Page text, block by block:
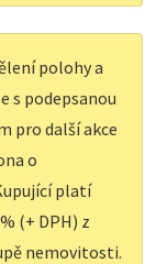
polohy a
s podepsanou
pro další akce
o
platí
(+ DPH) z
nemovitosti.